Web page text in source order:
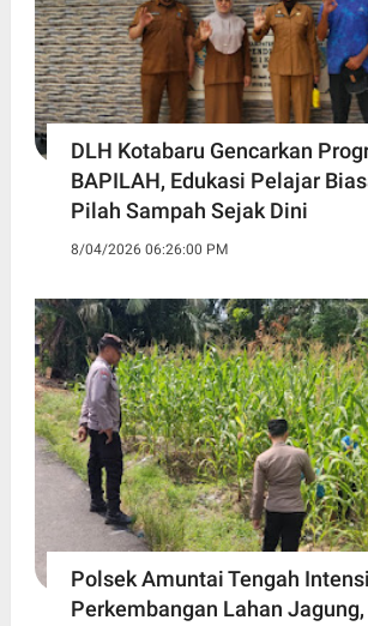
DLH Kotabaru Gencarkan
BAPILAH, Edukasi Pelajar
Pilah Sampah Sejak Dini
8/04/2026 06:26:00 PM
Polsek Amuntai Tengah
Perkembangan Lahan